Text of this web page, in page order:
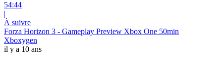
54:44
|
À suivre
Forza Horizon 3 - Gameplay Preview Xbox One 50min
Xboxygen
il y a 10 ans